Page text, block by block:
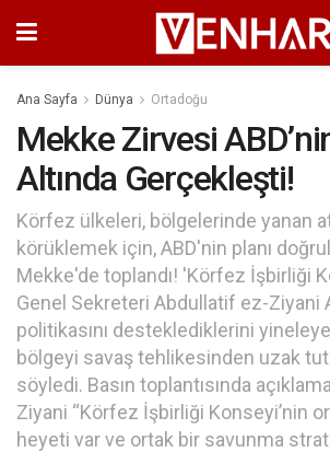
Ana Sayfa Dünya Ortadoğu
Mekke Zirvesi
Altında Gerçekleşti!
Körfez ülkeleri, bölgelerinde yanan
körüklemek için, ABD'nin planı
Mekke'de toplandı! 'Körfez İşbirliği
Genel Sekreteri Abdullatif ez-Ziyani
politikasını desteklediklerini
bölgeyi savaş tehlikesinden uzak
söyledi. Basın toplantısında
Ziyani “Körfez İşbirliği Konseyi’nin
heyeti var ve ortak bir savunma